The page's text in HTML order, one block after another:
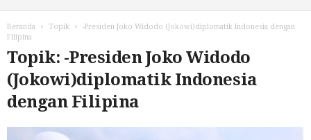
Beranda Topik
-Presiden Joko Widodo (Jokowi)diplomatik Indonesia dengan
Filipina
Topik: -Presiden Joko Widodo
(Jokowi)diplomatik Indonesia
dengan Filipina